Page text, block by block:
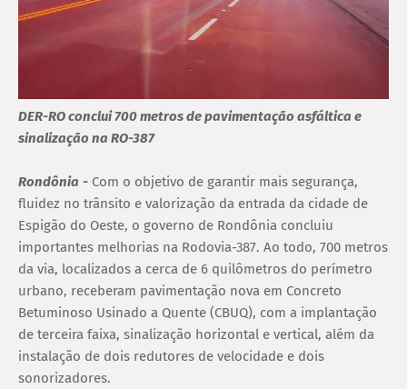
DER-RO conclui 700 metros de pavimentação asfáltica e
sinalização na RO-387
Rondônia - Com o objetivo de garantir mais segurança,
fluidez no trânsito e valorização da entrada da cidade de
Espigão do Oeste, o governo de Rondônia concluiu
importantes melhorias na Rodovia-387. Ao todo, 700 metros
da via, localizados a cerca de 6 quilômetros do perímetro
urbano, receberam pavimentação nova em Concreto
Betuminoso Usinado a Quente (CBUQ), com a implantação
de terceira faixa, sinalização horizontal e vertical, além da
instalação de dois redutores de velocidade e dois
sonorizadores.